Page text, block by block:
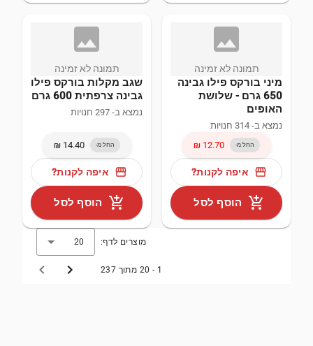
תמונה לא זמינה
מיני בורקס פילו גבינה
650 גרם - שלושת
האופים
נמצא ב- 314 חנויות
החל מ- ‏12.70 ‏₪
storefront איפה לקנות?
add_shopping_cart הוסף לסל
תמונה לא זמינה
שגב מקלות בורקס פילו
גבינה צרפתית 600 גרם
נמצא ב- 297 חנויות
החל מ- ‏14.40 ‏₪
storefront איפה לקנות?
add_shopping_cart הוסף לסל
מוצרים לדף: 20
1 - 20 מתוך 237